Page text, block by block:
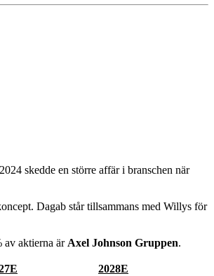
skedde en större affär i branschen när
Dagab står tillsammans med Willys för
av aktierna ärAxel Johnson Gruppen.
2028E